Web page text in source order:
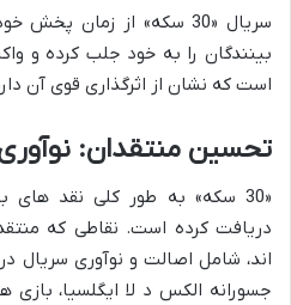
سریال «30 سکه» از زمان
بینندگان را به خود جلب کرده و
است که نشان از اثرگذاری قوی آن
تحسین منتقدان:
«30 سکه» به طور کلی نقد
دریافت کرده است. نقاطی که
اند، شامل اصالت و نوآوری سریال
جسورانه الکس د لا ایگلسیا، بازی